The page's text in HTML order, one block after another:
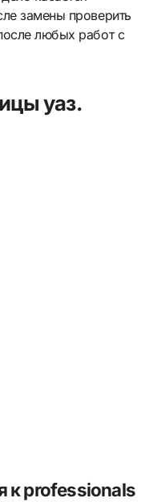
замены проверить
любых работ с
уаз.
к professionals